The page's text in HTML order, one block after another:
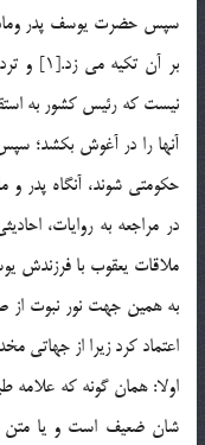
سپس حضرت يوسف پدر
بر آن
نيست كه رئيس كشور به
آنها را در آغوش بكشد؛
در مراجعه به روايات،
ملاقات یعقوب با فرزندش
اعتماد کرد زیرا از جهاتی
اولا: همان گونه که علامه
شان ضعیف است و یا متن